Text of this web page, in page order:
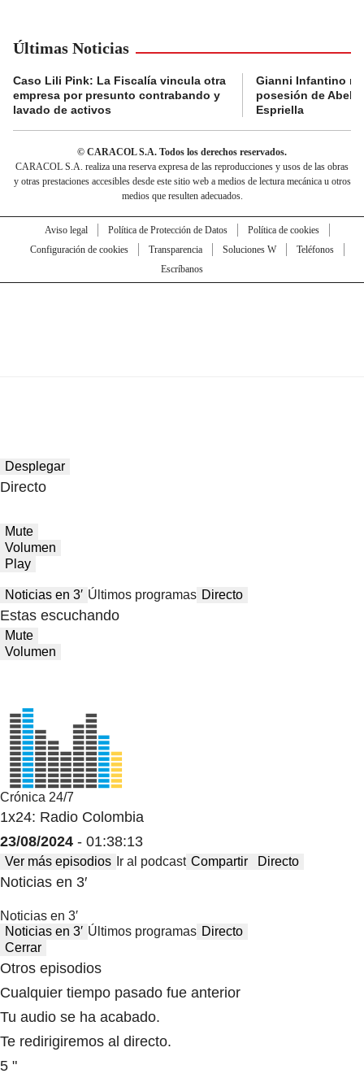
Últimas Noticias
Caso Lili Pink: La Fiscalía vincula otra
empresa por presunto contrabando y
lavado de activos
Gianni Infantino
posesión de
Espriella
© CARACOL S.A. Todos los derechos reservados.
CARACOL S.A. realiza una reserva expresa de las reproducciones y usos de las obras
y otras prestaciones accesibles desde este sitio web a medios de lectura mecánica u otros
medios que resulten adecuados.
Aviso legal Política de Protección de Datos
Política de cookies
Configuración de cookies
Transparencia Soluciones W
Teléfonos
Escríbanos
Desplegar
Directo
Mute
Volumen
Play
Noticias en 3′ Últimos programas Directo
Estas escuchando
Mute
Volumen
Crónica 24/7
1x24: Radio Colombia
23/08/2024 - 01:38:13
Ver más episodios Ir al podcast Compartir Directo
Noticias en 3′
Noticias en 3′
Noticias en 3′ Últimos programas Directo
Cerrar
Otros episodios
Cualquier tiempo pasado fue anterior
Tu audio se ha acabado.
Te redirigiremos al directo.
5 "